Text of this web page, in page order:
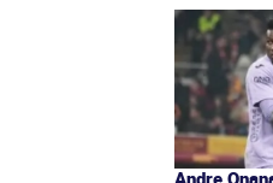
Andre